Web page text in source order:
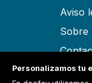
Aviso
Sobre
Personalizamos tu